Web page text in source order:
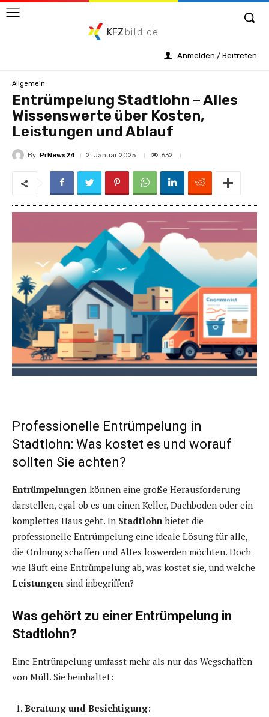
KFZ bild.de
Anmelden / Beitreten
Allgemein
Entrümpelung Stadtlohn – Alles
Wissenswerte über Kosten,
Leistungen und Ablauf
By PrNews24 2. Januar 2025 632
Professionelle Entrümpelung in
Stadtlohn: Was kostet es und worauf
sollten Sie achten?
Entrümpelungen können eine große Herausforderung
darstellen, egal ob es um einen Keller, Dachboden oder ein
komplettes Haus geht. In Stadtlohn bietet die
professionelle Entrümpelung eine ideale Lösung für alle,
die Ordnung schaffen und Altes loswerden möchten. Doch
wie läuft eine Entrümpelung ab, was kostet sie, und welche
Leistungen sind inbegriffen?
Was gehört zu einer Entrümpelung in
Stadtlohn?
Eine Entrümpelung umfasst mehr als nur das Wegschaffen
von Müll. Sie beinhaltet:
Beratung und Besichtigung: